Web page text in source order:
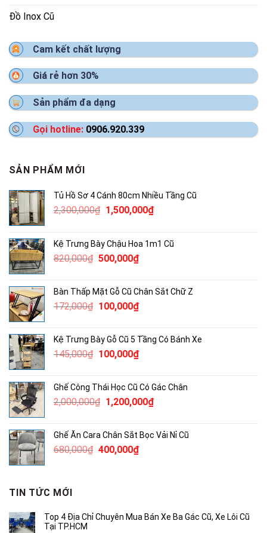
Đồ Inox Cũ
Cam kết chất lượng
Giá rẻ hơn 30%
Sản phẩm đa dạng
Gọi hotline: 0906.920.339
SẢN PHẨM MỚI
Tủ Hồ Sơ 4 Cánh 80cm Nhiều Tầng Cũ
2,300,000₫ Giá
2,300,000₫.
1,500,000₫Giá
là:
Kệ Trưng Bày Chậu Hoa 1m1 Cũ
820,000₫ Giá
820,000₫.
500,000₫Giá
là:
500,000₫.
Bàn Thấp Mặt Gỗ Cũ Chân Sắt Chữ Z
172,000₫ Giá
172,000₫.
100,000₫Giá
là:
100,000₫.
Kệ Trưng Bày Gỗ Cũ 5 Tầng Có Bánh Xe
145,000₫ Giá
145,000₫.
100,000₫Giá
là:
100,000₫.
Ghế Công Thái Học Cũ Có Gác Chân
2,000,000₫ Giá
2,000,000₫.
1,200,000₫Giá
là:
Ghế Ăn Cara Chân Sắt Bọc Vải Nỉ Cũ
680,000₫ Giá
400,000₫Giá
TIN TỨC MỚI
Top 4 Địa Chỉ Chuyên Mua Bán Xe Ba Gác Cũ, Xe Lôi Cũ
Tại TP.HCM